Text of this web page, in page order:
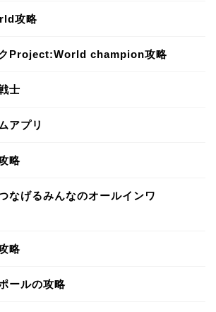
攻略
クProject:World champion攻略
士
アプリ
略
なげるみんなのオールインワ
略
ールの攻略